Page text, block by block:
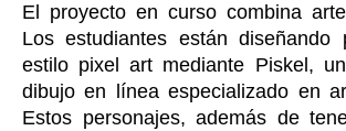
El proyecto en curso combina
Los estudiantes están diseñando
estilo pixel art mediante Piskel,
dibujo en línea especializado en
Estos personajes, además de